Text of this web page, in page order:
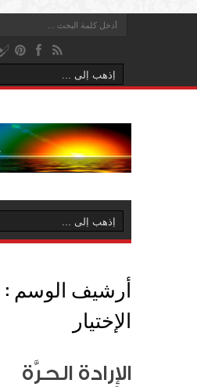
أرشيف الوسم :
الإختيار
الإِرادة الحرَّة